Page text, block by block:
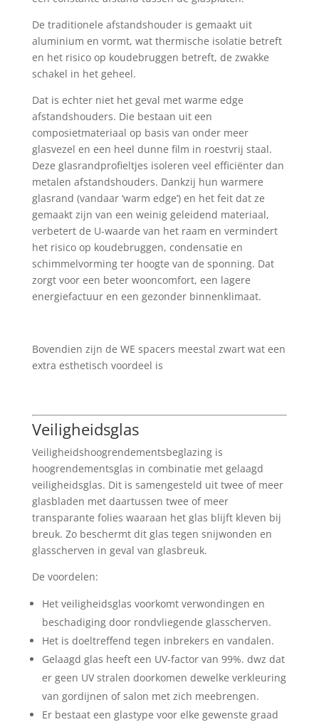
De traditionele afstandshouder is gemaakt uit
aluminium en vormt, wat thermische isolatie betreft
en het risico op koudebruggen betreft, de zwakke
schakel in het geheel.
Dat is echter niet het geval met warme edge
afstandshouders. Die bestaan uit een
composietmateriaal op basis van onder meer
glasvezel en een heel dunne film in roestvrij staal.
Deze glasrandprofieltjes isoleren veel efficiënter dan
metalen afstandshouders. Dankzij hun warmere
glasrand (vandaar ‘warm edge’) en het feit dat ze
gemaakt zijn van een weinig geleidend materiaal,
verbetert de U-waarde van het raam en vermindert
het risico op koudebruggen, condensatie en
schimmelvorming ter hoogte van de sponning. Dat
zorgt voor een beter wooncomfort, een lagere
energiefactuur en een gezonder binnenklimaat.
Bovendien zijn de WE spacers meestal zwart wat een
extra esthetisch voordeel is
Veiligheidsglas
Veiligheidshoogrendementsbeglazing is
hoogrendementsglas in combinatie met gelaagd
veiligheidsglas. Dit is samengesteld uit twee of meer
glasbladen met daartussen twee of meer
transparante folies waaraan het glas blijft kleven bij
breuk. Zo beschermt dit glas tegen snijwonden en
glasscherven in geval van glasbreuk.
De voordelen:
Het veiligheidsglas voorkomt verwondingen en
beschadiging door rondvliegende glasscherven.
Het is doeltreffend tegen inbrekers en vandalen.
Gelaagd glas heeft een UV-factor van 99%. dwz dat
er geen UV stralen doorkomen dewelke verkleuring
van gordijnen of salon met zich meebrengen.
Er bestaat een glastype voor elke gewenste graad